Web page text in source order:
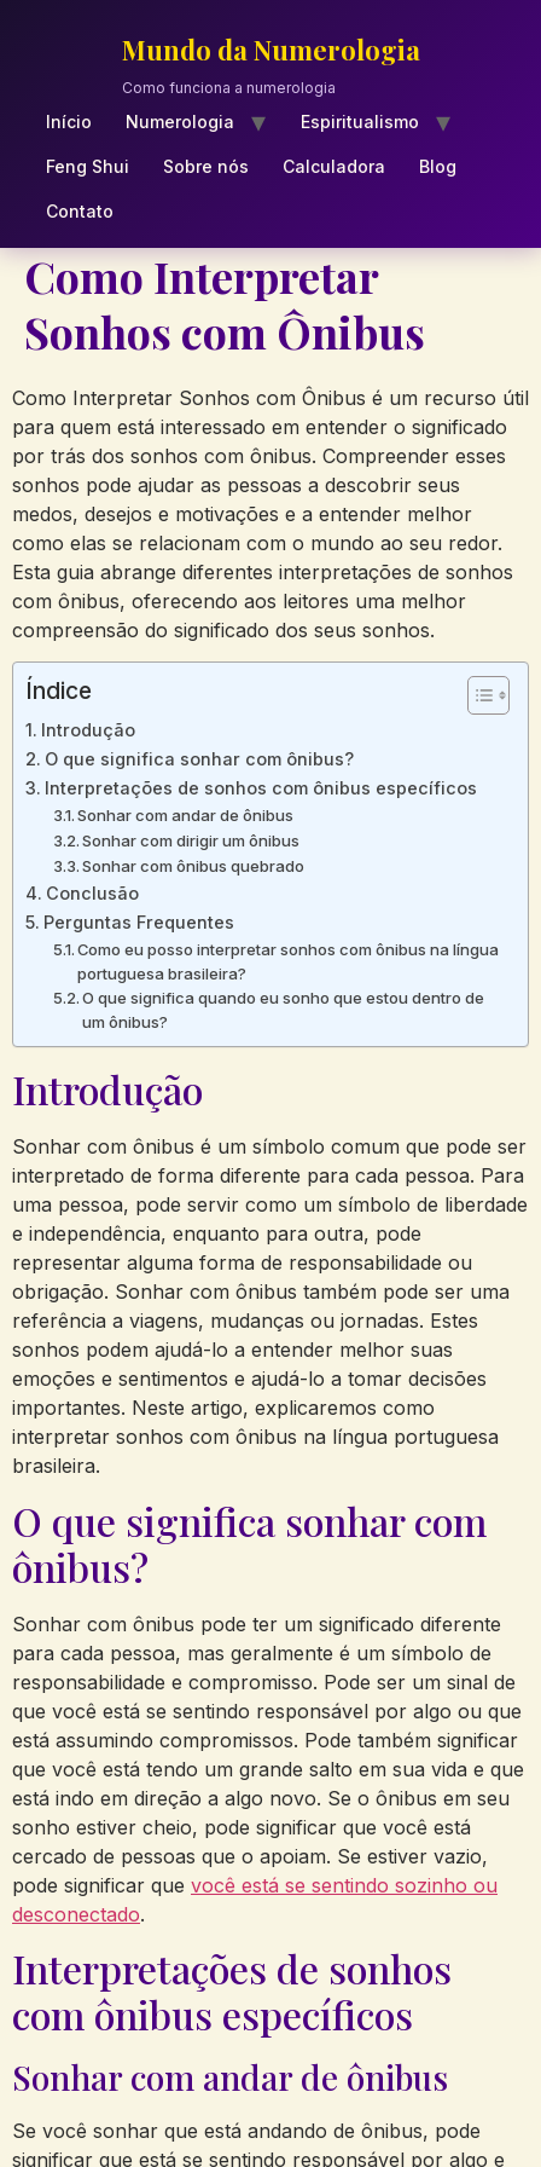
Mundo da Numerologia
Como funciona a numerologia
Início Numerologia Espiritualismo
Feng Shui Sobre nós Calculadora Blog
Contato
Como Interpretar
Sonhos com Ônibus
Como Interpretar Sonhos com Ônibus é um recurso útil
para quem está interessado em entender o significado
por trás dos sonhos com ônibus. Compreender esses
sonhos pode ajudar as pessoas a descobrir seus
medos, desejos e motivações e a entender melhor
como elas se relacionam com o mundo ao seu redor.
Esta guia abrange diferentes interpretações de sonhos
com ônibus, oferecendo aos leitores uma melhor
compreensão do significado dos seus sonhos.
Índice
Introdução
O que significa sonhar com ônibus?
Interpretações de sonhos com ônibus específicos
Sonhar com andar de ônibus
Sonhar com dirigir um ônibus
Sonhar com ônibus quebrado
Conclusão
Perguntas Frequentes
Como eu posso interpretar sonhos com ônibus na língua
portuguesa brasileira?
O que significa quando eu sonho que estou dentro de
um ônibus?
Introdução
Sonhar com ônibus é um símbolo comum que pode ser
interpretado de forma diferente para cada pessoa. Para
uma pessoa, pode servir como um símbolo de liberdade
e independência, enquanto para outra, pode
representar alguma forma de responsabilidade ou
obrigação. Sonhar com ônibus também pode ser uma
referência a viagens, mudanças ou jornadas. Estes
sonhos podem ajudá-lo a entender melhor suas
emoções e sentimentos e ajudá-lo a tomar decisões
importantes. Neste artigo, explicaremos como
interpretar sonhos com ônibus na língua portuguesa
brasileira.
O que significa sonhar com
ônibus?
Sonhar com ônibus pode ter um significado diferente
para cada pessoa, mas geralmente é um símbolo de
responsabilidade e compromisso. Pode ser um sinal de
que você está se sentindo responsável por algo ou que
está assumindo compromissos. Pode também significar
que você está tendo um grande salto em sua vida e que
está indo em direção a algo novo. Se o ônibus em seu
sonho estiver cheio, pode significar que você está
cercado de pessoas que o apoiam. Se estiver vazio,
pode significar que você está se sentindo sozinho ou
desconectado.
Interpretações de sonhos
com ônibus específicos
Sonhar com andar de ônibus
Se você sonhar que está andando de ônibus, pode
significar que está se sentindo responsável por algo e